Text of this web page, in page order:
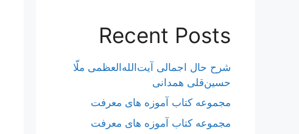
Recent Posts
شرح حال اجمالی آیت‌الله‌العظمی ملّا
حسین‌قلی همدانی
مجموعه کتاب آموزه های معرفت
مجموعه کتاب آموزه های معرفت